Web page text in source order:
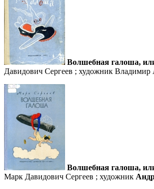
Волшебная галоша,
Давидович Сергеев ; художник Владимир
Волшебная галоша,
Марк Давидович Сергеев ; художник